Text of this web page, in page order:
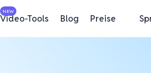
NEW
Video-Tools Blog Preise